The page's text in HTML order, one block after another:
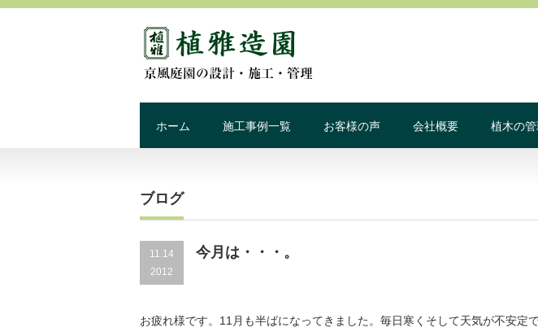
ホーム 施工事例一覧 お客様の声 会社概要 植木の
ブログ
11.14
2012
今月は・・・。
お疲れ様です。11月も半ばになってきました。毎日寒くそして天気が不安